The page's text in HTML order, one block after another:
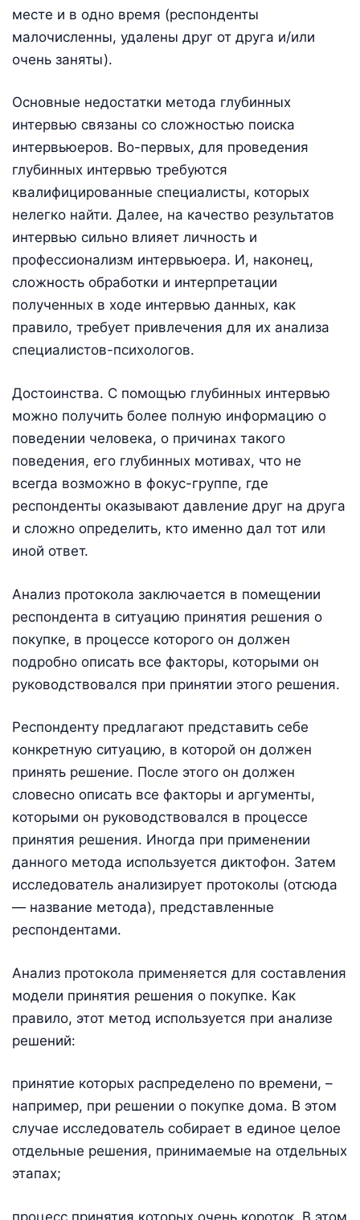
месте и в одно время (респонденты
малочисленны, удалены друг от друга и/или
очень заняты).
Основные недостатки метода глубинных
интервью связаны со сложностью поиска
интервьюеров. Во-первых, для проведения
глубинных интервью требуются
квалифицированные специалисты, которых
нелегко найти. Далее, на качество результатов
интервью сильно влияет личность и
профессионализм интервьюера. И, наконец,
сложность обработки и интерпретации
полученных в ходе интервью данных, как
правило, требует привлечения для их анализа
специалистов-психологов.
Достоинства. С помощью глубинных интервью
можно получить более полную информацию о
поведении человека, о причинах такого
поведения, его глубинных мотивах, что не
всегда возможно в фокус-группе, где
респонденты оказывают давление друг на друга
и сложно определить, кто именно дал тот или
иной ответ.
Анализ протокола заключается в помещении
респондента в ситуацию принятия решения о
покупке, в процессе которого он должен
подробно описать все факторы, которыми он
руководствовался при принятии этого решения.
Респонденту предлагают представить себе
конкретную ситуацию, в которой он должен
принять решение. После этого он должен
словесно описать все факторы и аргументы,
которыми он руководствовался в процессе
принятия решения. Иногда при применении
данного метода используется диктофон. Затем
исследователь анализирует протоколы (отсюда
— название метода), представленные
респондентами.
Анализ протокола применяется для составления
модели принятия решения о покупке. Как
правило, этот метод используется при анализе
решений:
принятие которых распределено по времени, –
например, при решении о покупке дома. В этом
случае исследователь собирает в единое целое
отдельные решения, принимаемые на отдельных
этапах;
процесс принятия которых очень короток. В этом